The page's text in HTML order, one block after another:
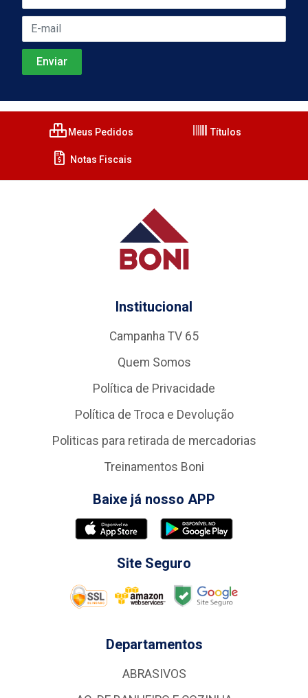
Meus Pedidos Títulos
Notas Fiscais
Institucional
Campanha TV 65
Quem Somos
Política de Privacidade
Política de Troca e Devolução
Politicas para retirada de mercadorias
Treinamentos Boni
Baixe já nosso APP
Site Seguro
Departamentos
ABRASIVOS